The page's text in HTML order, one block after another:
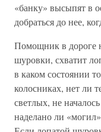
«банку» высыпят в
добраться до нее,
Помощник в дороге
шуровки, схватит
в каком состоянии
колосниках, нет ли
светлых, не
наделано ли